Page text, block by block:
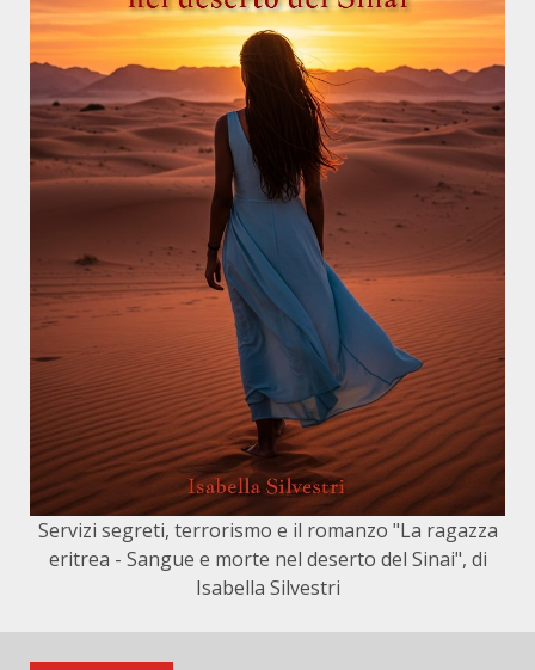
Servizi segreti, terrorismo e il romanzo "La ragazza
eritrea - Sangue e morte nel deserto del Sinai", di
Isabella Silvestri